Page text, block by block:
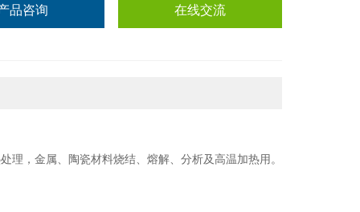
品咨询 在线交流
理，金属、陶瓷材料烧结、熔解、分析及高温加热用。